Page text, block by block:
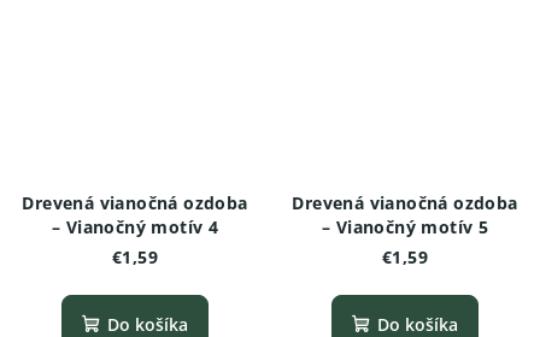
Drevená vianočná ozdoba
– Vianočný motív 4
€1,59
Do košíka
Drevená vianočná ozdoba
– Vianočný motív 5
€1,59
Do košíka